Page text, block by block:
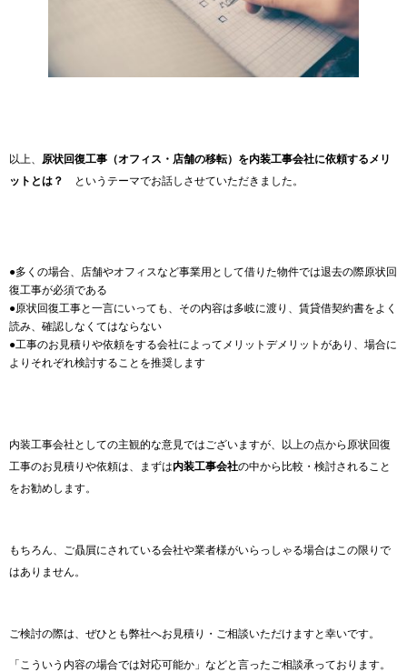
以上、 原状回復工事（オフィス・店舗の移転）を内装工事会社に依頼するメリ
ットとは？
というテーマでお話しさせていただきました。
●多くの場合、店舗やオフィスなど事業用として借りた物件では退去の際原状回
復工事が必須である
●原状回復工事と一言にいっても、その内容は多岐に渡り、賃貸借契約書をよく
読み、確認しなくてはならない
●工事のお見積りや依頼をする会社によってメリットデメリットがあり、場合に
よりそれぞれ検討することを推奨します
内装工事会社としての主観的な意見ではございますが、以上の点から原状回復
工事のお見積りや依頼は、まずは内装工事会社の中から比較・検討されること
をお勧めします。
もちろん、ご贔屓にされている会社や業者様がいらっしゃる場合はこの限りで
はありません。
ご検討の際は、ぜひとも弊社へお見積り・ご相談いただけますと幸いです。
「こういう内容の場合では対応可能か」などと言ったご相談承っております。